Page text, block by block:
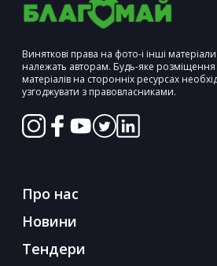
Виняткові права на фото-і інші матеріали
належать авторам. Будь-яке розміщення
матеріалів на сторонніх ресурсах
узгоджувати з правовласниками.
Про нас
Новини
Тендери